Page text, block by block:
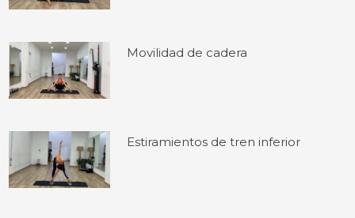
Movilidad de cadera
Estiramientos de tren inferior